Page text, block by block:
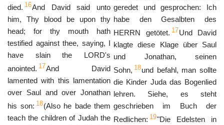
died. 16And David said unto
him, Thy blood be upon thy
head; for thy mouth hath
testified against thee, saying, I
have slain the LORD's
anointed. 17And David
lamented with this lamentation
over Saul and over Jonathan
his son: 18(Also he bade them
teach the children of Judah the
geredet und gesprochen: Ich
habe den Gesalbten des
HERRN getötet. 17Und David
klagte diese Klage über Saul
und Jonathan, seinen
Sohn, 18und befahl, man sollte
die Kinder Juda das Bogenlied
lehren. Siehe, es steht
geschrieben im Buch der
Redlichen: 19"Die Edelsten in